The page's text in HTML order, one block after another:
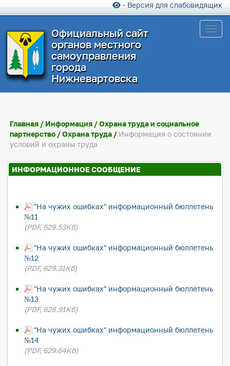
- Версия для слабовидящих
Официальный сайт
органов местного
самоуправления
города
Нижневартовска
Главная / Информация /Охрана труда и социальное
партнерство /Охрана труда / Информация о состоянии
условий и охраны труда
ИНФОРМАЦИОННОЕ СООБЩЕНИЕ
"На чужих ошибках" информационный бюллетень
№11
(PDF, 629.53Кб)
"На чужих ошибках" информационный бюллетень
№12
(PDF, 629.31Кб)
"На чужих ошибках" информационный бюллетень
№13
(PDF, 628.91Кб)
"На чужих ошибках" информационный бюллетень
№14
(PDF, 629.64Кб)